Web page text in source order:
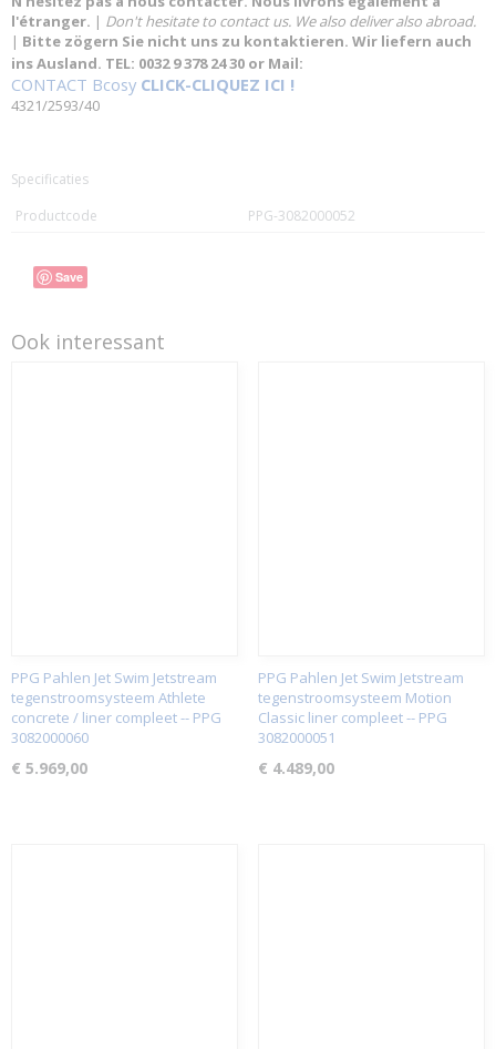
l'étranger. | Don't hesitate to contact us. We also deliver also abroad.
| Bitte zögern Sie nicht uns zu kontaktieren. Wir liefern auch
ins Ausland. TEL: 0032 9 378 24 30 or Mail:
CONTACT Bcosy CLICK-CLIQUEZ ICI !
4321/2593/40
Specificaties
Productcode
PPG-3082000052
Save
Ook interessant
PPG Pahlen Jet Swim Jetstream
tegenstroomsysteem Athlete
concrete / liner compleet -- PPG
3082000060
€ 5.969,00
PPG Pahlen Jet Swim Jetstream
tegenstroomsysteem Motion
Classic liner compleet -- PPG
3082000051
€ 4.489,00